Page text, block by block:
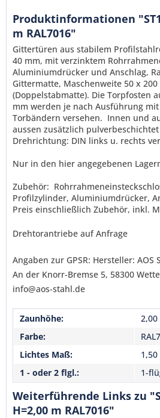
verstanden und stimme zu. *
Mit * gekennzeichnete Felder
Senden
Produktinformationen "ST1
m RAL7016"
Gittertüren aus stabilem
40 mm, mit verzinktem
Aluminiumdrücker und Anschlag,
Gittermatte, Maschenweite 50 x 200
(Doppelstabmatte). Die Torpfosten
mm werden je nach Ausführung
Torbändern versehen. Innen und
aussen zusätzlich pulverbeschichtet
Drehrichtung: DIN links u. rechts
Nur in den hier angegebenen
Zubehör:
Profilzylinder, Aluminiumdrücker,
Preis einschließlich Zubehör, inkl.
Drehtorantriebe auf Anfrage
Angaben zur GPSR: Hersteller: AOS
An der Knorr-Bremse 5, 58300
info@aos-stahl.de
Zaunhöhe:
2,00
Farbe:
Lichtes Maß:
1,50
1 - oder 2 flgl.:
1-
Weiterführende Links zu
H=2,00 m RAL7016"